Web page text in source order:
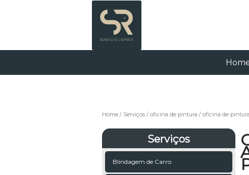
Home Serviços oficina de pintura oficina de
Serviços
Blindagem de Carro